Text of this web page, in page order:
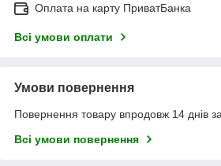
Оплата на карту ПриватБанка
Всі умови оплати
Умови повернення
Повернення товару впродовж 14 днів
Всі умови повернення